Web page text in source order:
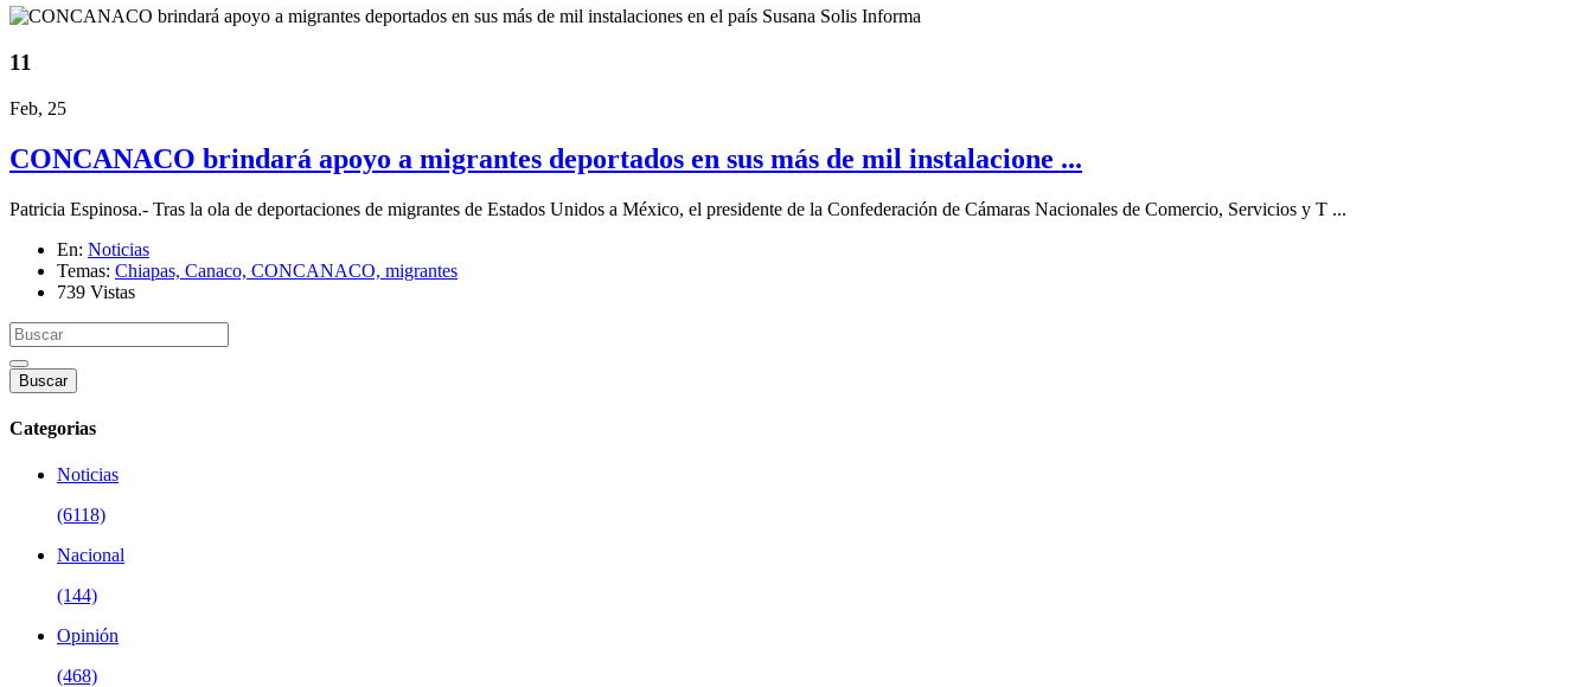
11
Feb, 25
CONCANACO brindará apoyo a migrantes deportados en sus más de mil instalacione ...
Patricia Espinosa.- Tras la ola de deportaciones de migrantes de Estados Unidos a México, el presidente de la Confederación de Cámaras Nacionales de Comercio, Servicios y T ...
En: Noticias
Temas: Chiapas, Canaco, CONCANACO, migrantes
739 Vistas
Buscar
Categorias
Noticias
(6118)
Nacional
(144)
Opinión
(468)